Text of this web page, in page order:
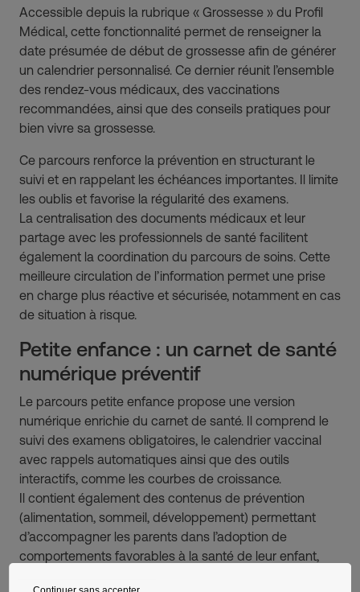
Accessible depuis la rubrique « Grossesse » du Profil
Médical, cette fonctionnalité permet de renseigner la
date présumée de début de grossesse afin de générer
un calendrier personnalisé. Ce dernier réunit l’ensemble
des rendez-vous médicaux, des vaccinations
recommandées, ainsi que des conseils pratiques pour
bien vivre sa grossesse.
Ce parcours renforce la prévention en structurant le
suivi et en rappelant les échéances importantes. Il limite
les oublis et favorise la régularité des examens.
La centralisation des documents médicaux et leur
partage avec les professionnels de santé facilitent
également la coordination du parcours de soins. Cette
meilleure circulation de l’information permet une prise
en charge plus réactive et sécurisée, notamment en cas
de situation à risque.
Petite enfance : un carnet de santé
numérique préventif
Le parcours petite enfance propose une version
numérique enrichie du carnet de santé. Il comprend le
suivi des examens obligatoires, le calendrier vaccinal
avec rappels automatiques ainsi que des outils
interactifs, comme les courbes de croissance.
Il contient également des contenus de prévention
(alimentation, sommeil, développement) permettant
d’accompagner les parents dans l’adoption de
comportements favorables à la santé de leur enfant,